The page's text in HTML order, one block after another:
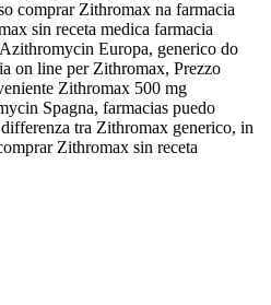
comprar Zithromax na farmacia
sin receta medica farmacia
Europa, generico do
on line per Zithromax, Prezzo
Zithromax 500 mg
Spagna, farmacias puedo
tra Zithromax generico, in
Zithromax sin receta